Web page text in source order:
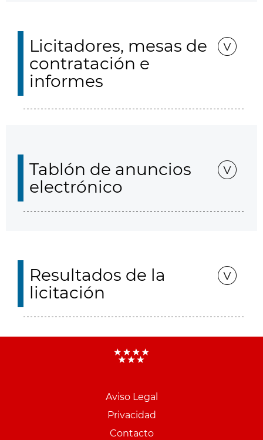
Licitadores, mesas de
contratación e
informes
Tablón de anuncios
electrónico
Resultados de la
licitación
Aviso Legal
Privacidad
Contacto